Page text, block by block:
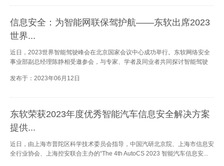
信息安全：为智能网联保驾护航——东软出席2023
世界...
近日，2023世界智能驾驶峰会在北京国家会议中心成功举行。东软网络安全
事业部副总经理陈静相受邀参会，与专家、学者及同业者共同探讨智能驾驶
发布于：2023年06月12日
东软荣获2023年度优秀智能汽车信息安全解决方案
提供...
近日，由上海市普陀区科学技术委员会指导，中国汽研北京院、上海市信息安
全行业协会、上海控安联合主办的“The 4th AutoCS 2023 智能汽车信息安...